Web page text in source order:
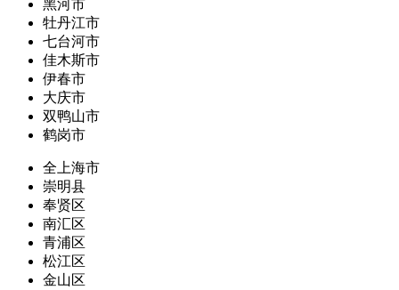
黑河市
牡丹江市
七台河市
佳木斯市
伊春市
大庆市
双鸭山市
鹤岗市
全上海市
崇明县
奉贤区
南汇区
青浦区
松江区
金山区